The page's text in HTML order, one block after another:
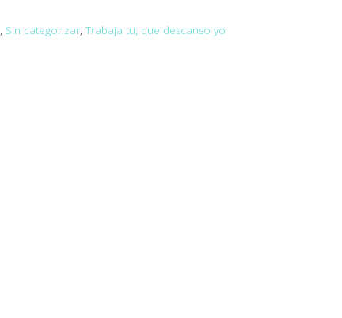
, Sin categorizar, Trabaja tu, que descanso yo